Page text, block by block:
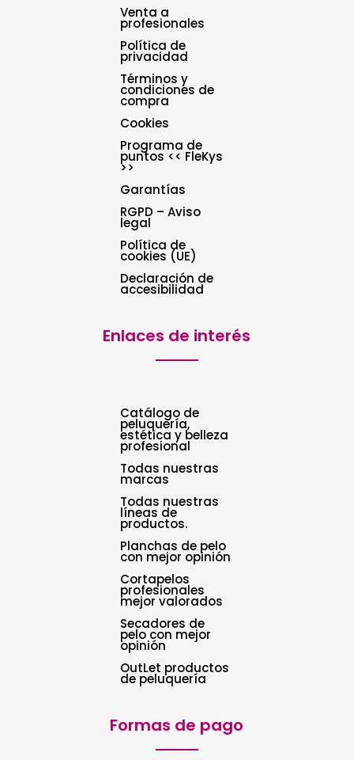
Venta a
profesionales
Política de
privacidad
Términos y
condiciones de
compra
Cookies
Programa de
puntos << FleKys
>>
Garantías
RGPD – Aviso
legal
Política de
cookies (UE)
Declaración de
accesibilidad
Enlaces de interés
Catálogo de
peluquería,
estética y belleza
profesional
Todas nuestras
marcas
Todas nuestras
líneas de
productos.
Planchas de pelo
con mejor opinión
Cortapelos
profesionales
mejor valorados
Secadores de
pelo con mejor
opinión
OutLet productos
de peluquería
Formas de pago